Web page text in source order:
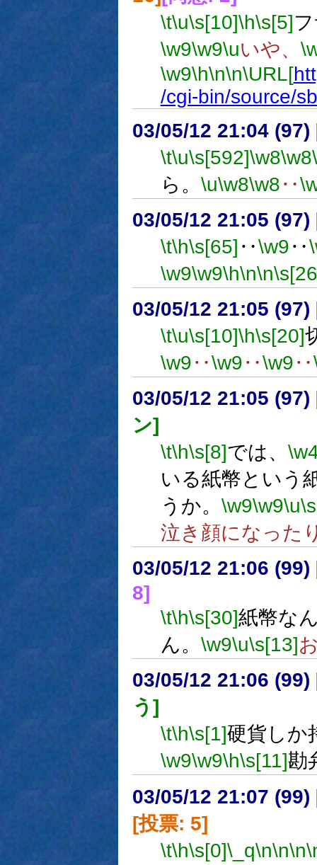
\t\u\s[10]\h\s[5]
\w9\w9\uいや、
\w9\h\n\n\URL[
/cgi-bin/source/
03/05/12 21:04 (97)
\t\u\s[592]\w8\w8
ら。 \u\w8\w8‥
03/05/12 21:05 (97)
\t\h\s[65] ‥\w9‥
\w9\w9\h\n\n
03/05/12 21:05 (97)
\t\u\s[10]\h\s[20]
\w9‥\w9‥\w9‥
03/05/12 21:05 (97)
ン]
\t\h\s[8]では、
いる紙幣という
うか。 \w9\w9\u
泣き顔になった
03/05/12 21:06 (99)
8]
\t\h\s[30]紙幣な
ん。 \w9\u\s[13]
03/05/12 21:06 (99)
う]
\t\h\s[1]硬貨しか
\w9\w9\h\s[11]勘
03/05/12 21:07 (99)
[投票: 5]
\t\h\s[0]\_q\n\n\n